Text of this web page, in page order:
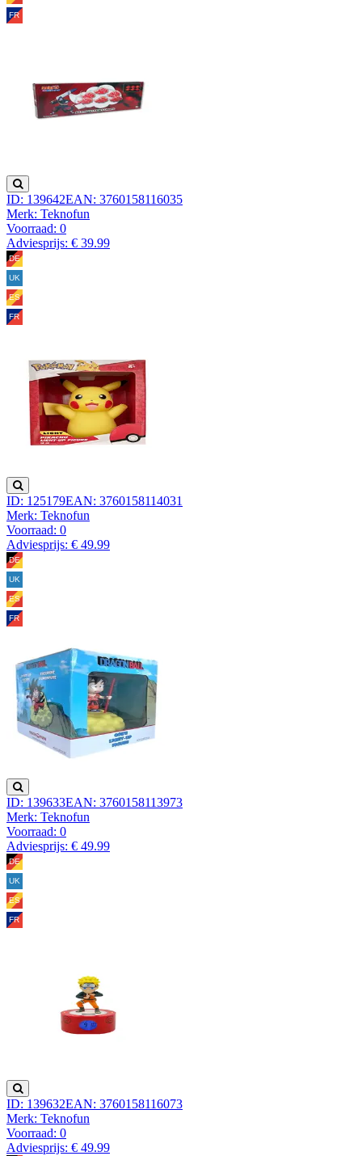
ID: 139642EAN: 3760158116035
Merk: Teknofun
Voorraad: 0
Adviesprijs: € 39.99
ID: 125179EAN: 3760158114031
Merk: Teknofun
Voorraad: 0
Adviesprijs: € 49.99
ID: 139633EAN: 3760158113973
Merk: Teknofun
Voorraad: 0
Adviesprijs: € 49.99
ID: 139632EAN: 3760158116073
Merk: Teknofun
Voorraad: 0
Adviesprijs: € 49.99